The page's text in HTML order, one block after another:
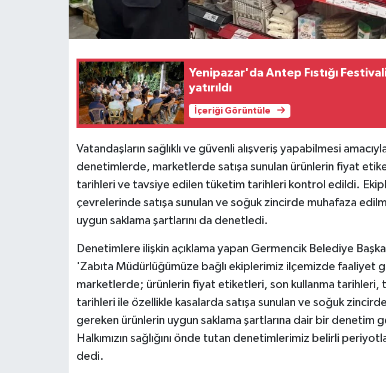
Yenipazar'da Antep Fıstığı
yatırıldı
İçeriği Görüntüle
Vatandaşların sağlıklı ve güvenli alışveriş yapabilmesi
denetimlerde, marketlerde satışa sunulan ürünlerin fiyat
tarihleri ve tavsiye edilen tüketim tarihleri kontrol edildi.
çevrelerinde satışa sunulan ve soğuk zincirde muhafaza
uygun saklama şartlarını da denetledi.
Denetimlere ilişkin açıklama yapan Germencik Belediye
'Zabıta Müdürlüğümüze bağlı ekiplerimiz ilçemizde faaliyet
marketlerde; ürünlerin fiyat etiketleri, son kullanma tarihleri,
tarihleri ile özellikle kasalarda satışa sunulan ve soğuk
gereken ürünlerin uygun saklama şartlarına dair bir denetim
Halkımızın sağlığını önde tutan denetimlerimiz belirli
dedi.